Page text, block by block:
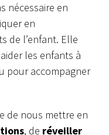
nécessaire en
en
de l’enfant. Elle
les enfants à
pour accompagner
de nous mettre en
, de réveiller